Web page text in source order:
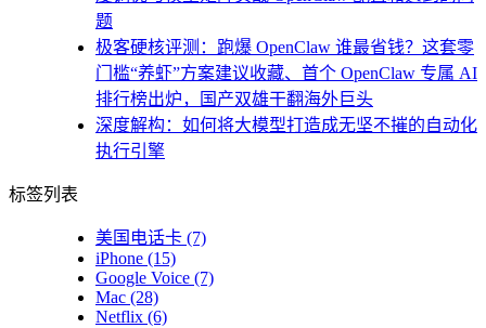
题
极客硬核评测：跑爆 OpenClaw 谁最省钱？这套零
门槛“养虾”方案建议收藏、首个 OpenClaw 专属 AI
排行榜出炉，国产双雄干翻海外巨头
深度解构：如何将大模型打造成无坚不摧的自动化
执行引擎
标签列表
美国电话卡 (7)
iPhone (15)
Google Voice (7)
Mac (28)
Netflix (6)